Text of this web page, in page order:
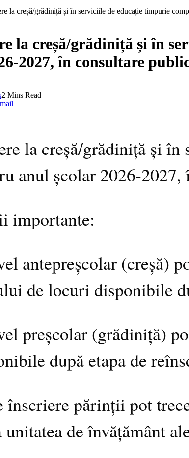
la creșă/grădiniță și în serviciile de educație timpurie
la creșă/grădiniță și în
2027, în consultare
2 Mins Read
la creșă/grădiniță și
anul școlar 2026-
importante:
antepreșcolar (creșă)
de locuri disponibile
preșcolar (grădiniță)
după etapa de
înscriere părinții pot
unitatea de învățământ